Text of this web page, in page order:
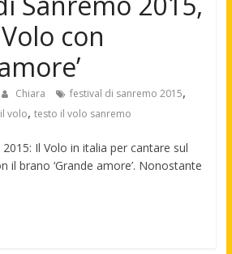
con
Chiara festival di sanremo 2015,
il volo, testo il volo sanremo
Il Volo in italia per cantare sul
il brano ‘Grande amore’. Nonostante